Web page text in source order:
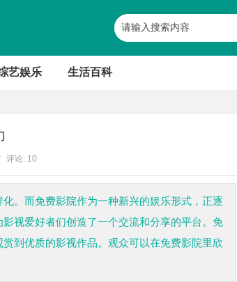
艺娱乐 生活百科
评论: 10
。而免费影院作为一种新兴的娱乐形式，正逐
视爱好者们创造了一个交流和分享的平台。免
到优质的影视作品。观众可以在免费影院里欣